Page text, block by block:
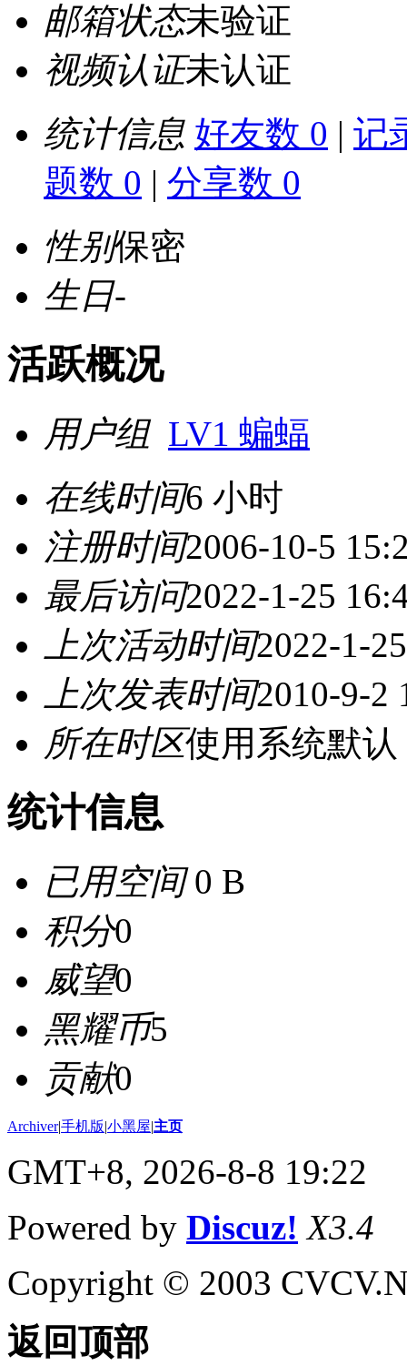
邮箱状态未验证
视频认证未认证
统计信息 好友数 0 | 记
题数 0 | 分享数 0
性别保密
生日-
活跃概况
用户组 LV1 蝙蝠
在线时间6 小时
注册时间2006-10-5
最后访问2022-1-25
上次活动时间2022-1-
上次发表时间2010-9-2
所在时区使用系统默认
统计信息
已用空间0 B
积分0
威望0
黑耀币5
贡献0
Archiver|手机版|小黑屋|主页
GMT+8, 2026-8-8 19:22
Powered by Discuz! X3.4
Copyright © 2003
返回顶部